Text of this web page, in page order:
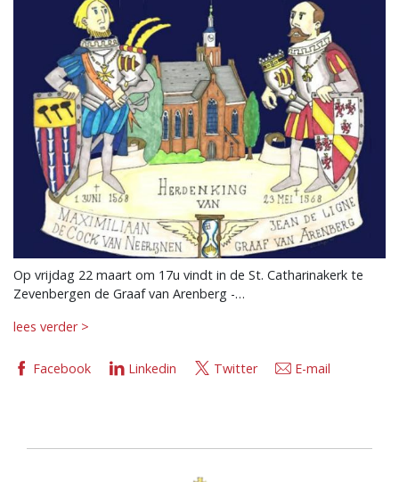
Op vrijdag 22 maart om 17u vindt in de St. Catharinakerk te
Zevenbergen de Graaf van Arenberg -…
lees verder >
Facebook Linkedin Twitter E-mail